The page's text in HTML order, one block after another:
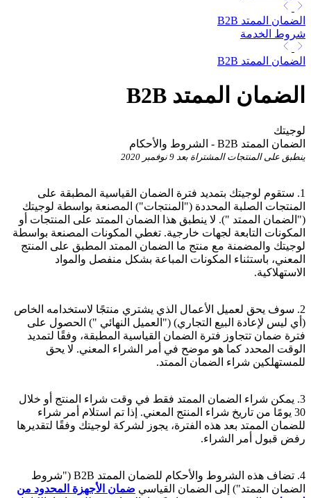
الضمان الممتد B2B
شروط الخدمة
الضمان الممتد B2B
الضمان الممتد B2B
لوجيتك
الضمان الممتد B2B - الشروط والأحكام
ينطبق على المنتجات المشتراة بعد 9 نوفمبر 2020
1. ستقوم لوجيتك بتمديد فترة الضمان القياسية المطبقة على
المنتجات الصلبة المحددة ("المنتجات") المصنعة بواسطة لوجيتك
("الضمان الممتد "). لا ينطبق هذا الضمان الممتد على المنتجات أو
المكونات التابعة لجهات خارجية. تغطي المكونات المصنعة بواسطة
لوجيتك والمضمنة مع منتج ما الضمان الممتد المطبق على المنتج
المعني، باستثناء المكونات المباعة بشكل منفصل والمواد
الاستهلاكية.
2. سوف يحق لعميل الأعمال الذي يشتري منتجًا لاستخدامه الخاص
(أي ليس لإعادة البيع التجاري) ("العميل النهائي ") الحصول على
فترة ضمان تتجاوز فترة الضمان القياسية المطبقة، وفقًا لتمديد
الوقت المحدد كما هو موضح في أمر الشراء المعني. لا يحق
للمستهلكين شراء الضمان الممتد.
3. يمكن شراء الضمان الممتد فقط في وقت شراء المنتج أو خلال
30 يومًا من تاريخ شراء المنتج المعني. إذا تم استلام أمر شراء
للضمان الممتد بعد هذه الفترة، يجوز لشركة لوجيتك وفقًا لتقديرها
رفض قبول أمر الشراء.
4. تضاف هذه الشروط والأحكام للضمان الممتد B2B ("شروط
الضمان الممتد") إلى الضمان القياسي ضمان الأجهزة المحدود من